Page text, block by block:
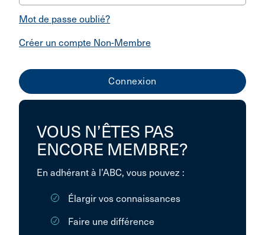
Mot de passe oublié?
Créer un compte Non-Membre
VOUS N’ÊTES PAS
ENCORE MEMBRE?
En adhérant à l’ABC, vous pouvez :
Élargir vos connaissances
Faire une différence